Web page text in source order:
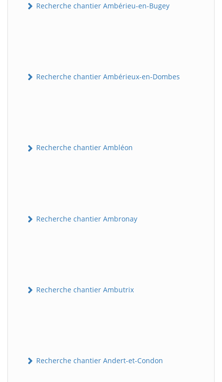
Recherche chantier Ambérieu-en-Bugey
Recherche chantier Ambérieux-en-Dombes
Recherche chantier Ambléon
Recherche chantier Ambronay
Recherche chantier Ambutrix
Recherche chantier Andert-et-Condon